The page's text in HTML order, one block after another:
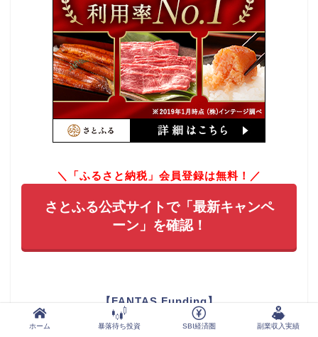
＼「ふるさと納税」会員登録は無料！／
さとふる公式サイトで「最新キャンペ
ーン」を確認！
【FANTAS Funding】
ホーム 暴落待ち投資 SBI経済圏 副業収入実績